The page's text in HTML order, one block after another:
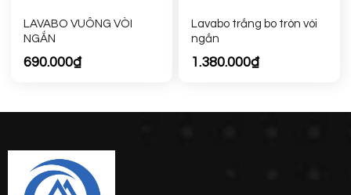
LAVABO VUÔNG VÒI
NGẮN
690.000₫
Lavabo trắng bo tròn vòi
ngắn
1.380.000₫